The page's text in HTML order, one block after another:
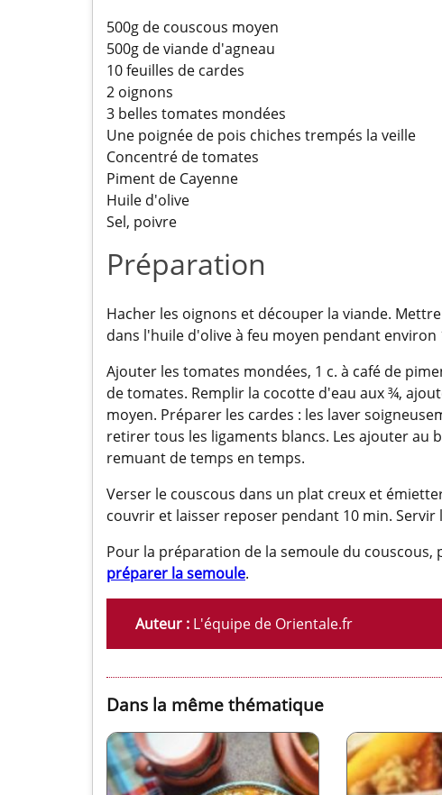
500g de couscous moyen
500g de viande d'agneau
10 feuilles de cardes
2 oignons
3 belles tomates mondées
Une poignée de pois chiches trempés la veille
Concentré de tomates
Piment de Cayenne
Huile d'olive
Sel, poivre
Préparation
Hacher les oignons et découper la viande.
dans l'huile d'olive à feu moyen pendant environ
Ajouter les tomates mondées, 1 c. à café de
de tomates. Remplir la cocotte d'eau aux ¾,
moyen. Préparer les cardes : les laver
retirer tous les ligaments blancs. Les ajouter au
remuant de temps en temps.
Verser le couscous dans un plat creux et
couvrir et laisser reposer pendant 10 min.
Pour la préparation de la semoule du
préparer la semoule.
Auteur : L'équipe de Orientale.fr
Dans la même thématique